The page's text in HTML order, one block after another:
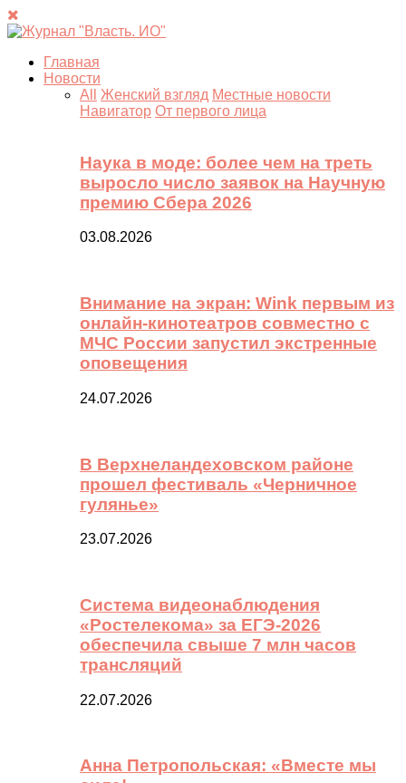
Главная
Новости
All
Женский взгляд Местные новости
Навигатор От первого лица
Наука в моде: более чем на треть
выросло число заявок на Научную
премию Сбера 2026
03.08.2026
Внимание на экран: Wink первым из
онлайн-кинотеатров совместно с
МЧС России запустил экстренные
оповещения
24.07.2026
В Верхнеландеховском районе
прошел фестиваль «Черничное
гулянье»
23.07.2026
Система видеонаблюдения
«Ростелекома» за ЕГЭ-2026
обеспечила свыше 7 млн часов
трансляций
22.07.2026
Анна Петропольская: «Вместе мы